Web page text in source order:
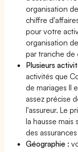
organisation
chiffre
pour votre
organisation
par tranche de
Plusieurs
activités que
de mariages Il
assez précise
l'assureur. Le
la hausse mais
des
Géographie :